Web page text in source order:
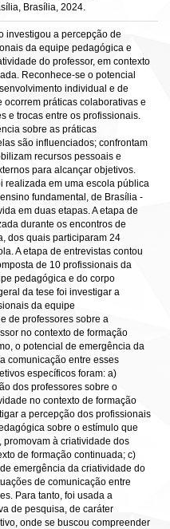
Brasília, 2024.
investigou a percepção de
da equipe pedagógica e
do professor, em contexto
Reconhece-se o potencial
individual e de
ocorrem práticas colaborativas e
e trocas entre os profissionais.
sobre as práticas
são influenciados; confrontam
recursos pessoais e
para alcançar objetivos.
realizada em uma escola pública
fundamental, de Brasília -
em duas etapas. A etapa de
durante os encontros de
dos quais participaram 24
A etapa de entrevistas contou
de 10 profissionais da
pedagógica e do corpo
da tese foi investigar a
da equipe
de professores sobre a
no contexto de formação
o potencial de emergência da
comunicação entre esses
específicos foram: a)
dos professores sobre o
no contexto de formação
a percepção dos profissionais
sobre o estímulo que
promovam à criatividade dos
de formação continuada; c)
emergência da criatividade do
de comunicação entre
Para tanto, foi usada a
de pesquisa, de caráter
onde se buscou compreender